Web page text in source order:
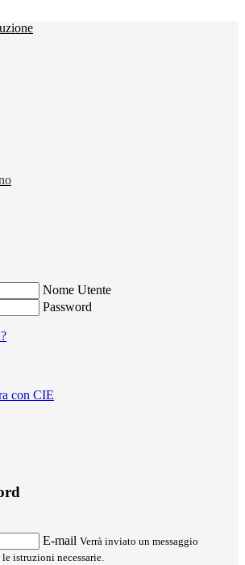
Nome Utente
Password
con CIE
E-mail Verrà inviato un messaggio
istruzioni necessarie.